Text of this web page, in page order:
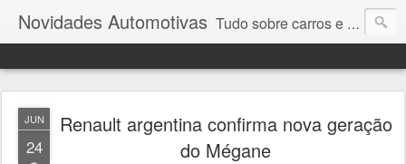
Novidades Automotivas Tudo sobre carros e motores
JUN
24
Renault argentina confirma nova geração
do Mégane